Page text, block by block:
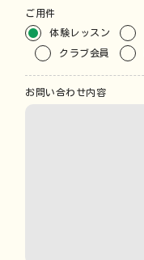
ご用件
体験レッスン
クラブ会員
お問い合わせ内容